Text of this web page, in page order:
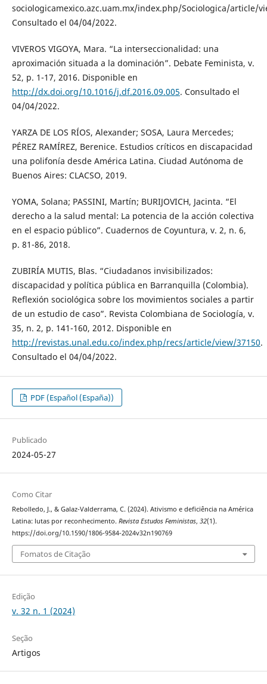
sociologicamexico.azc.uam.mx/index.php/Sociologica/article/
Consultado el 04/04/2022.
VIVEROS VIGOYA, Mara. “La interseccionalidad: una
aproximación situada a la dominación”. Debate Feminista, v.
52, p. 1-17, 2016. Disponible en
http://dx.doi.org/10.1016/j.df.2016.09.005. Consultado el
04/04/2022.
YARZA DE LOS RÍOS, Alexander; SOSA, Laura Mercedes;
PÉREZ RAMÍREZ, Berenice. Estudios críticos en discapacidad
una polifonía desde América Latina. Ciudad Autónoma de
Buenos Aires: CLACSO, 2019.
YOMA, Solana; PASSINI, Martín; BURIJOVICH, Jacinta. “El
derecho a la salud mental: La potencia de la acción colectiva
en el espacio público”. Cuadernos de Coyuntura, v. 2, n. 6,
p. 81-86, 2018.
ZUBIRÍA MUTIS, Blas. “Ciudadanos invisibilizados:
discapacidad y política pública en Barranquilla (Colombia).
Reflexión sociológica sobre los movimientos sociales a partir
de un estudio de caso”. Revista Colombiana de Sociología, v.
35, n. 2, p. 141-160, 2012. Disponible en
http://revistas.unal.edu.co/index.php/recs/article/view/37150.
Consultado el 04/04/2022.
PDF (Español (España))
Publicado
2024-05-27
Como Citar
Rebolledo, J., & Galaz-Valderrama, C. (2024). Ativismo e deficiência na América
Latina: lutas por reconhecimento. Revista Estudos Feministas, 32(1).
https://doi.org/10.1590/1806-9584-2024v32n190769
Fomatos de Citação
Edição
v. 32 n. 1 (2024)
Seção
Artigos